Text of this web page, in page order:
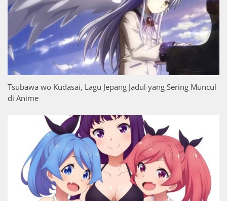
Tsubawa wo Kudasai, Lagu Jepang Jadul yang Sering Muncul
di Anime